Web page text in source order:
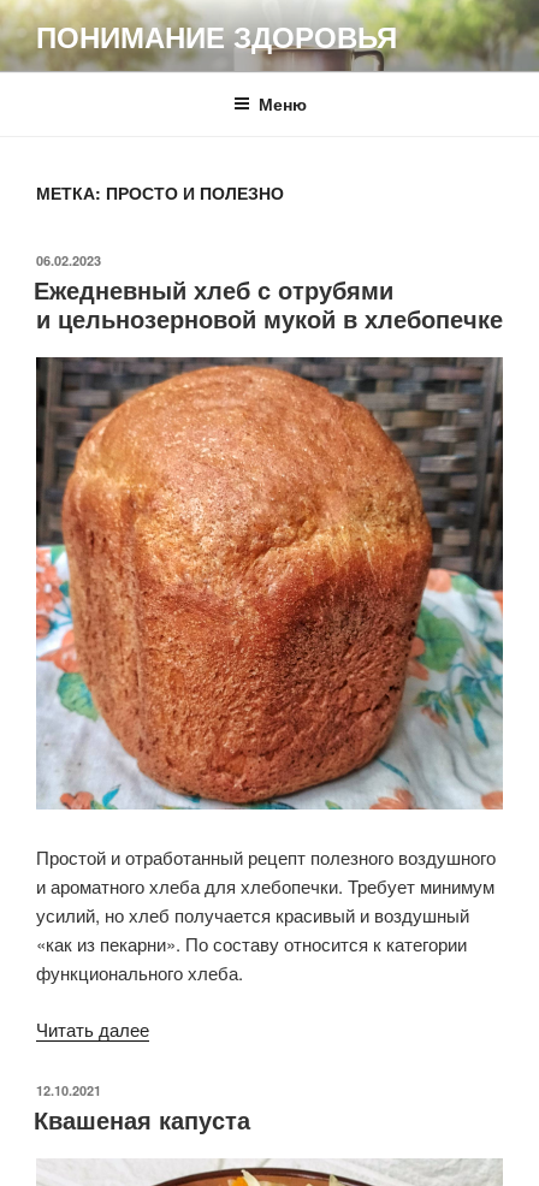
Перейти
к
содержимому
ПОНИМАНИЕ ЗДОРОВЬЯ
Меню
МЕТКА: ПРОСТО И ПОЛЕЗНО
ОПУБЛИКОВАНО
06.02.2023
Ежедневный хлеб с отрубями
и цельнозерновой мукой в хлебопечке
Простой и отработанный рецепт полезного воздушного
и ароматного хлеба для хлебопечки. Требует минимум
усилий, но хлеб получается красивый и воздушный
«как из пекарни». По составу относится к категории
функционального хлеба.
Читать далее«Ежедневный
и цельнозерновой
в хлебопечке»
ОПУБЛИКОВАНО
12.10.2021
Квашеная капуста